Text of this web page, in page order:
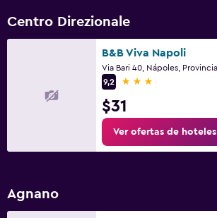
Centro Direzionale
B&B Viva Napoli
9,2
3 estrellas
$31
Ver ofertas de hoteles
Agnano